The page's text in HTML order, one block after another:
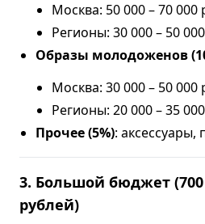
Москва: 50 000 – 70 000
Регионы: 30 000 – 50
Образы молодоженов
Москва: 30 000 – 50 000
Регионы: 20 000 – 35
Прочее (5%): аксессуары,
3. Большой бюджет (700
рублей)